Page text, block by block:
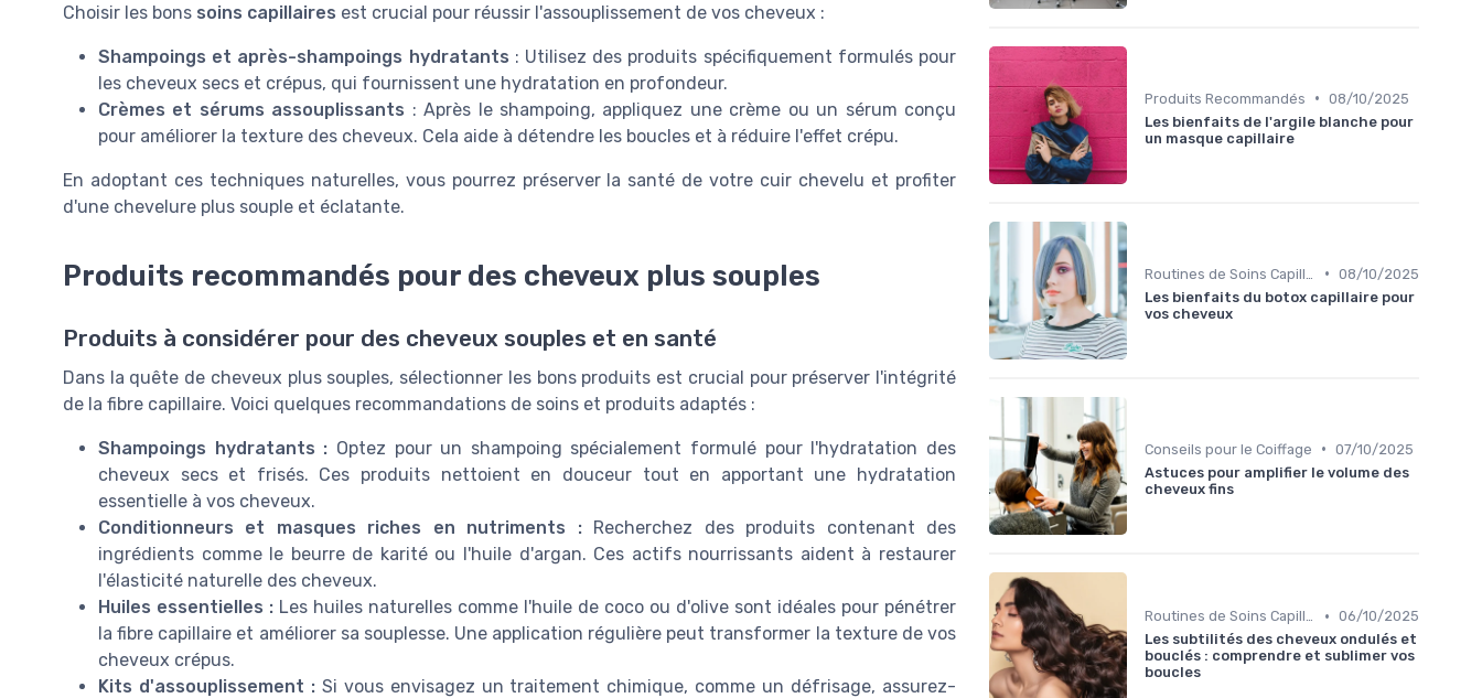
Choisir les bons soins capillaires est crucial pour réussir l'assouplissement de vos cheveux :
Shampoings et après-shampoings hydratants : Utilisez des produits spécifiquement formulés pour
les cheveux secs et crépus, qui fournissent une hydratation en profondeur.
Crèmes et sérums assouplissants : Après le shampoing, appliquez une crème ou un sérum conçu
pour améliorer la texture des cheveux. Cela aide à détendre les boucles et à réduire l'effet crépu.
En adoptant ces techniques naturelles, vous pourrez préserver la santé de votre cuir chevelu et profiter
d'une chevelure plus souple et éclatante.
Produits recommandés pour des cheveux plus souples
Produits à considérer pour des cheveux souples et en santé
Dans la quête de cheveux plus souples, sélectionner les bons produits est crucial pour préserver l'intégrité
de la fibre capillaire. Voici quelques recommandations de soins et produits adaptés :
Shampoings hydratants : Optez pour un shampoing spécialement formulé pour l'hydratation des
cheveux secs et frisés. Ces produits nettoient en douceur tout en apportant une hydratation
essentielle à vos cheveux.
Conditionneurs et masques riches en nutriments :Recherchez des produits contenant des
ingrédients comme le beurre de karité ou l'huile d'argan. Ces actifs nourrissants aident à restaurer
l'élasticité naturelle des cheveux.
Huiles essentielles : Les huiles naturelles comme l'huile de coco ou d'olive sont idéales pour pénétrer
la fibre capillaire et améliorer sa souplesse. Une application régulière peut transformer la texture de vos
cheveux crépus.
Kits d'assouplissement :Si vous envisagez un traitement chimique, comme un défrisage, assurez-
Produits Recommandés • 08/10/2025
Les bienfaits de l'argile blanche pour
un masque capillaire
• 08/10/2025
Les bienfaits du botox capillaire pour
vos cheveux
Conseils pour le Coiffage • 07/10/2025
Astuces pour amplifier le volume des
cheveux fins
Routines de Soins Capillaires • 06/10/2025
Les subtilités des cheveux ondulés et
bouclés : comprendre et sublimer vos
boucles